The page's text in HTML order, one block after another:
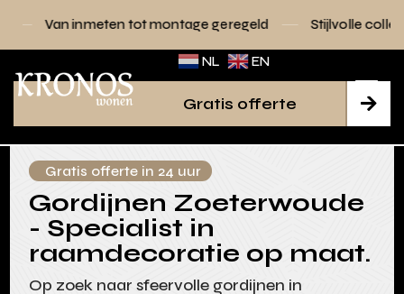
tot montage geregeld Stijlvolle collecties voor elk
NL EN

Gratis offerte
Gratis offerte in 24 uur
Gordijnen Zoeterwoude
- Specialist in
raamdecoratie op maat.
Op zoek naar sfeervolle gordijnen in